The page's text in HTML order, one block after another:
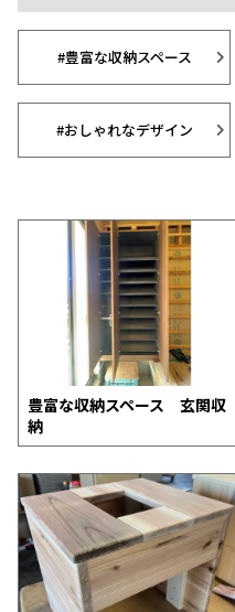
#豊富な収納スペース
#おしゃれなデザイン
豊富な収納スペース 玄関収
納